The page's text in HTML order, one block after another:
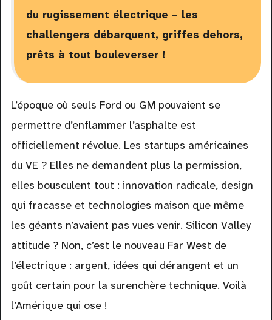
du rugissement électrique – les
challengers débarquent, griffes dehors,
prêts à tout bouleverser !
L’époque où seuls Ford ou GM pouvaient se
permettre d’enflammer l’asphalte est
officiellement révolue. Les startups américaines
du VE ? Elles ne demandent plus la permission,
elles bousculent tout : innovation radicale, design
qui fracasse et technologies maison que même
les géants n’avaient pas vues venir. Silicon Valley
attitude ? Non, c’est le nouveau Far West de
l’électrique : argent, idées qui dérangent et un
goût certain pour la surenchère technique. Voilà
l’Amérique qui ose !